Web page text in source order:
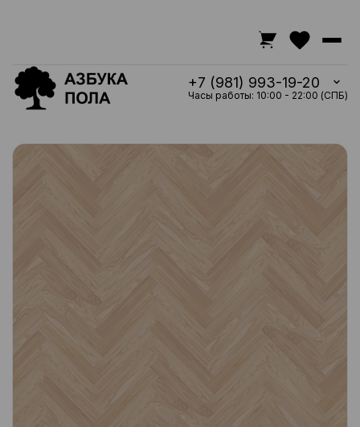
+7 (981) 993-19-20
Часы работы: 10:00 - 22:00 (СПБ)